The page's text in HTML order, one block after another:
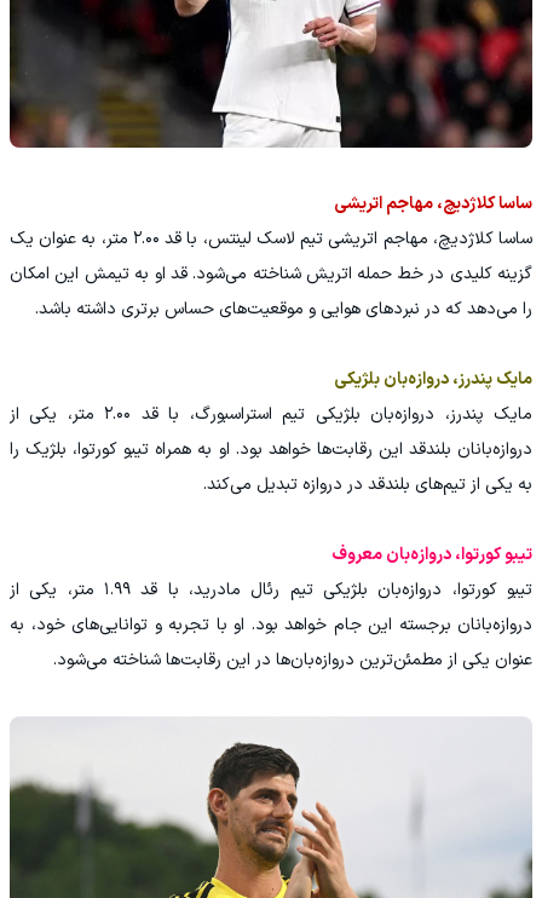
ساسا کلاژدیچ، مهاجم اتریشی
ساسا کلاژدیچ، مهاجم اتریشی تیم لاسک لینتس، با قد ۲.۰۰ متر، به عنوان یک
گزینه کلیدی در خط حمله اتریش شناخته می‌شود. قد او به تیمش این امکان
را می‌دهد که در نبردهای هوایی و موقعیت‌های حساس برتری داشته باشد.
مایک پندرز، دروازه‌بان بلژیکی
مایک پندرز، دروازه‌بان بلژیکی تیم استراسبورگ، با قد ۲.۰۰ متر، یکی از
دروازه‌بانان بلندقد این رقابت‌ها خواهد بود. او به همراه تیبو کورتوا، بلژیک را
به یکی از تیم‌های بلندقد در دروازه تبدیل می‌کند.
تیبو کورتوا، دروازه‌بان معروف
تیبو کورتوا، دروازه‌بان بلژیکی تیم رئال مادرید، با قد ۱.۹۹ متر، یکی از
دروازه‌بانان برجسته این جام خواهد بود. او با تجربه و توانایی‌های خود، به
عنوان یکی از مطمئن‌ترین دروازه‌بان‌ها در این رقابت‌ها شناخته می‌شود.